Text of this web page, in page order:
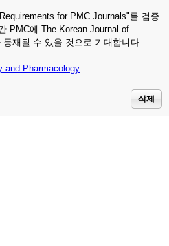
for PMC Journals"를 검증
PMC에 The Korean Journal of
재될 수 있을 것으로 기대합니다.
and Pharmacology
삭제